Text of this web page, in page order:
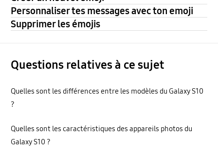
Personnaliser tes messages avec ton emoji
Supprimer les émojis
Questions relatives à ce sujet
Quelles sont les différences entre les modèles du Galaxy S10
?
Quelles sont les caractéristiques des appareils photos du
Galaxy S10 ?